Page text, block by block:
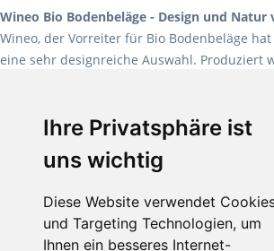
Ihre Privatsphäre ist
uns wichtig
Diese Website verwendet
und Targeting Technologien, um
Ihnen ein besseres Internet-
Wineo Bio Bodenbeläge - Design und Natur
Wineo, der Vorreiter für Bio Bodenbeläge
eine sehr designreiche Auswahl. Produziert
Weichmacher und Lösungsmittel. Mit allen
Verlegearten ist er für jegliche
Empfehlung:Wineo 1000 Multi Layer XXL.
Teppiche für ein angenehmes Laufgefühl
machen es schon
Teppich in Ihrem gewünschten Sondermaß
60cm. Vor allem in Schlafzimmern aufgrund